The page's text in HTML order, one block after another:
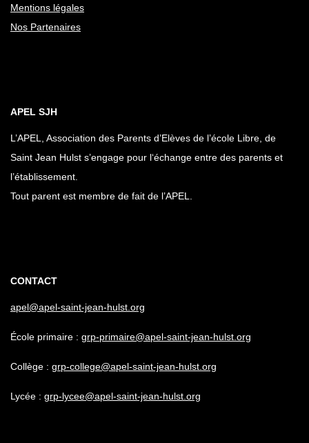
Mentions légales
Nos Partenaires
APEL SJH
L’APEL, Association des Parents d’Elèves de l’école Libre, de
Saint Jean Hulst s’engage pour l‘échange entre des parents et
l’établissement.
Tout parent est membre de fait de l’APEL.
CONTACT
apel@apel-saint-jean-hulst.org
École primaire : grp-primaire@apel-saint-jean-hulst.org
Collège : grp-college@apel-saint-jean-hulst.org
Lycée : grp-lycee@apel-saint-jean-hulst.org